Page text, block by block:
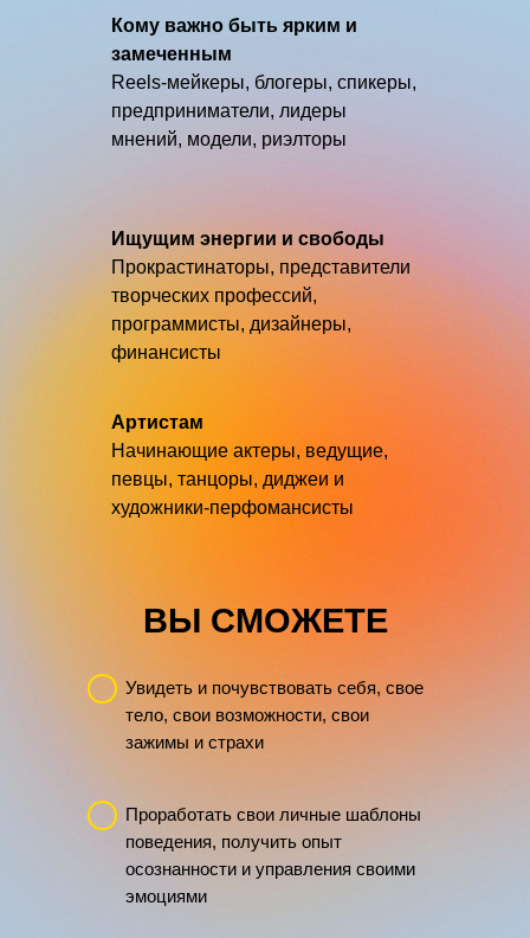
ВЫ СМОЖЕТЕ
Кому важно быть ярким и
замеченным
Reels-мейкеры, блогеры, спикеры,
предприниматели, лидеры
мнений, модели, риэлторы
Ищущим энергии и свободы
Прокрастинаторы, представители
творческих профессий,
программисты, дизайнеры,
финансисты
Артистам
Начинающие актеры, ведущие,
певцы, танцоры, диджеи и
художники-перфомансисты
Увидеть и почувствовать себя, свое
тело, свои возможности, свои
зажимы и страхи
Проработать свои личные шаблоны
поведения, получить опыт
осознанности и управления своими
эмоциями